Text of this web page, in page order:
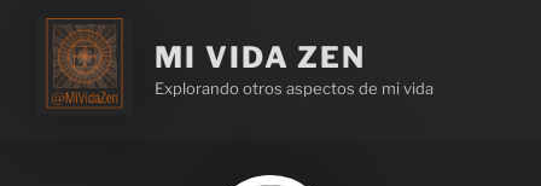
MI VIDA ZEN
Explorando otros aspectos de mi vida